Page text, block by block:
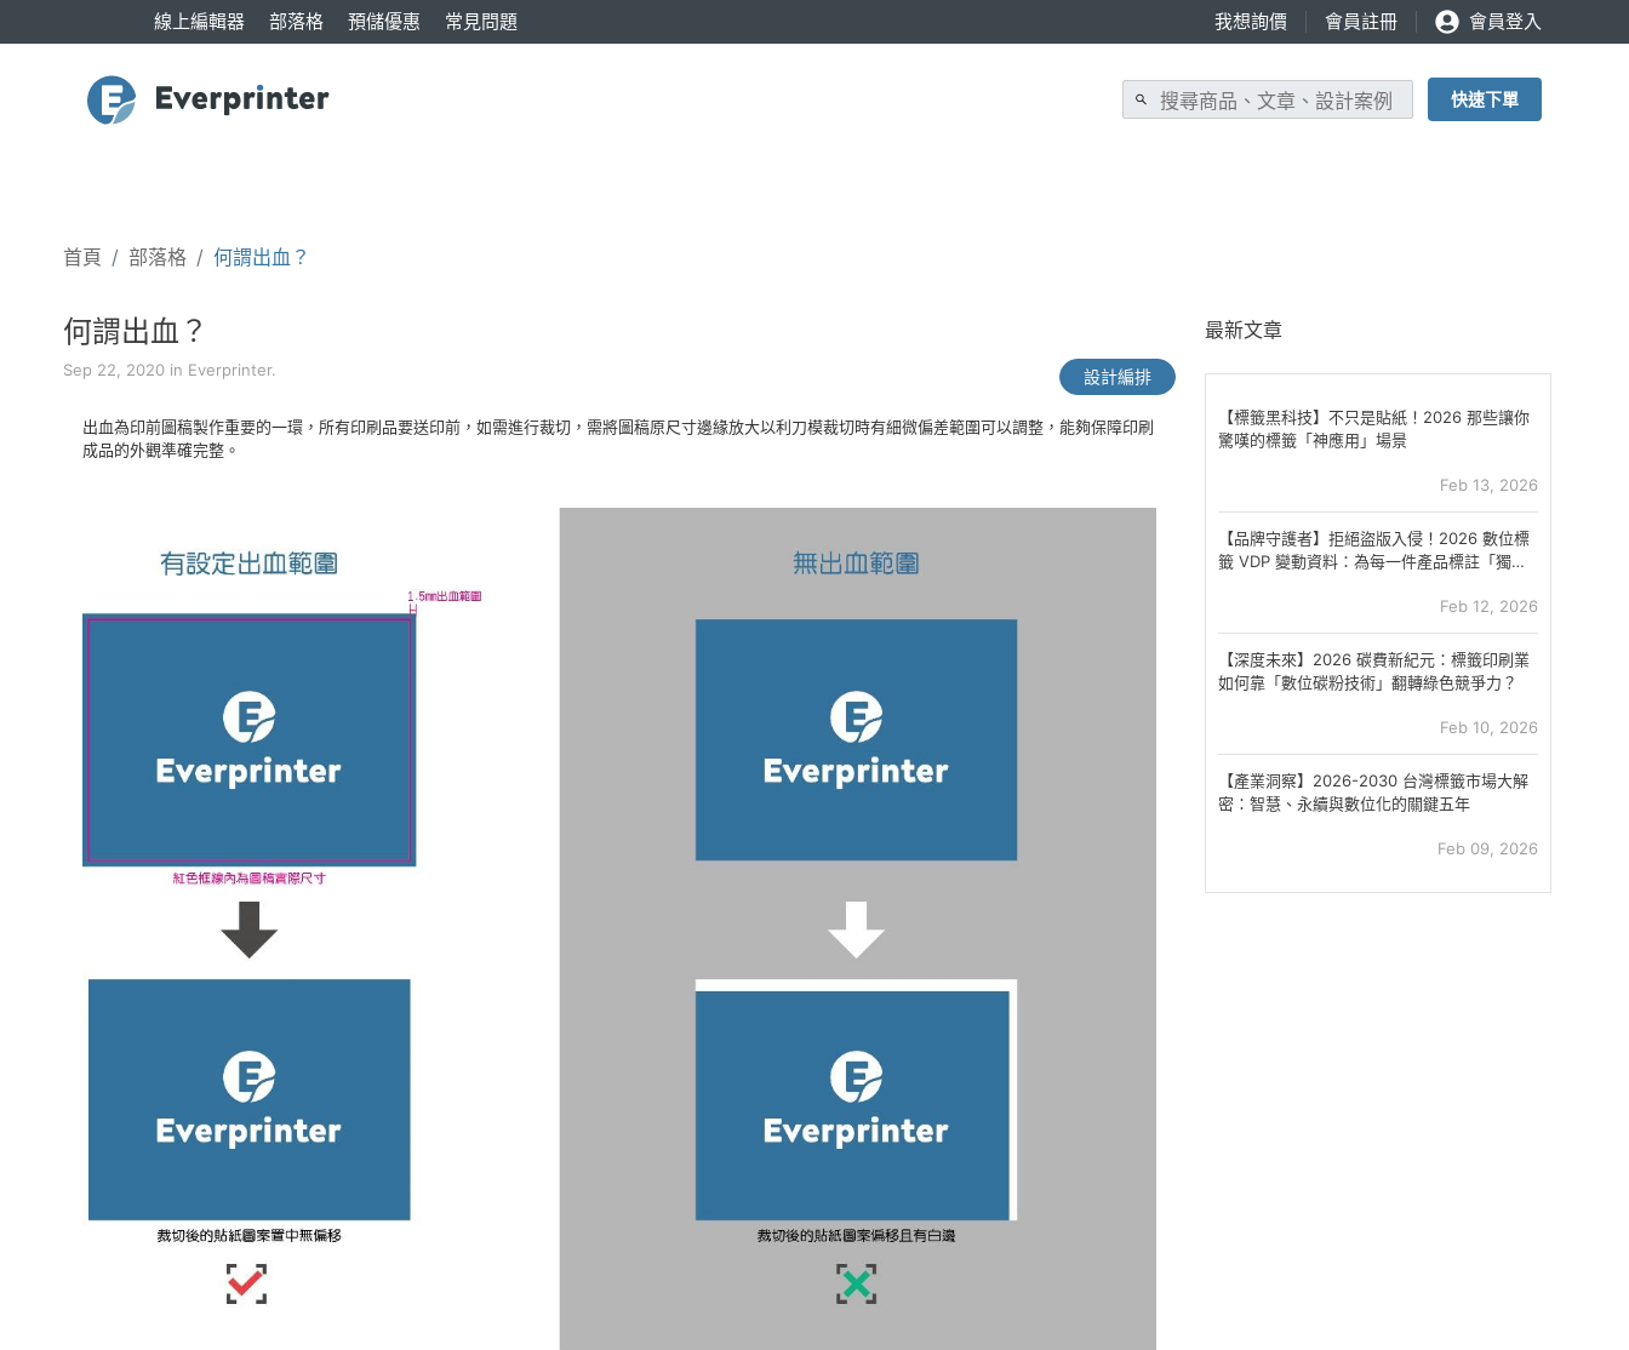
線上編輯器 部落格 預儲優惠 常見問題 我想詢價 會員註冊 會員登入
快速下單
首頁 部落格 何謂出血？
何謂出血？
Sep 22, 2020 in Everprinter. 設計編排
出血為印前圖稿製作重要的一環，所有印刷品要送印前，如需進行裁切，需將圖稿原尺寸邊緣放大以利刀模裁切時有細微偏差範圍可以調整，能夠保障印刷
成品的外觀準確完整。
最新文章
【標籤黑科技】不只是貼紙！2026 那些讓你
驚嘆的標籤「神應用」場景
Feb 13, 2026
【品牌守護者】拒絕盜版入侵！2026 數位標
籤 VDP 變動資料：為每一件產品標註「獨一
Feb 12, 2026
【深度未來】2026 碳費新紀元：標籤印刷業
如何靠「數位碳粉技術」翻轉綠色競爭力？
Feb 10, 2026
【產業洞察】2026-2030 台灣標籤市場大解
密：智慧、永續與數位化的關鍵五年
Feb 09, 2026